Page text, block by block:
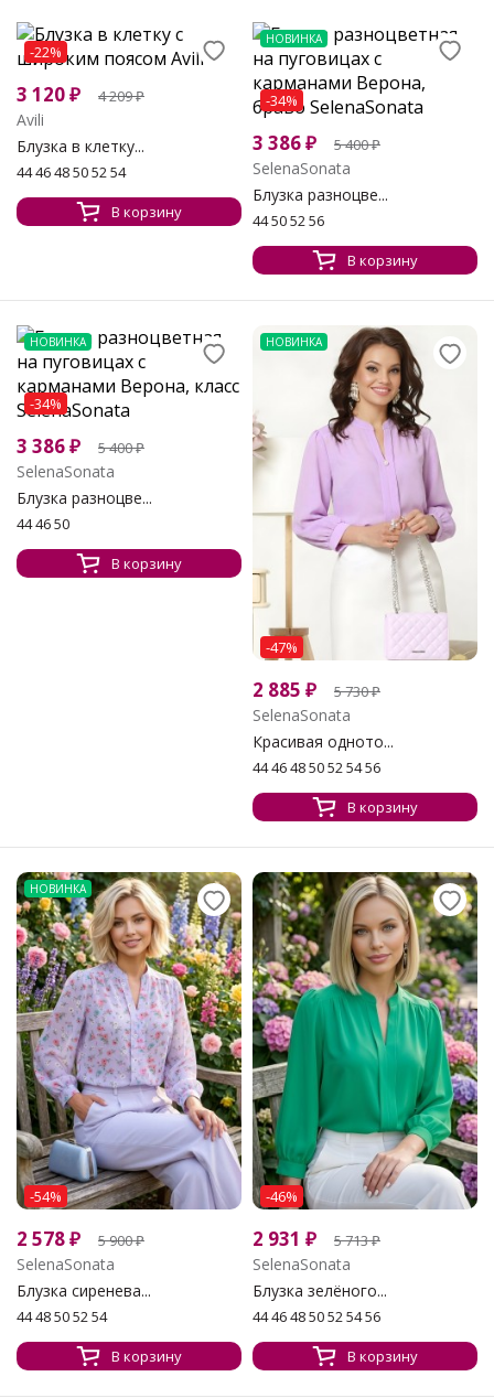
-22%
3 120₽ 4 209₽
Avili
Блузка в клетку...
44 46 48 50 52 54
В корзину
НОВИНКА
-34%
3 386₽ 5 400₽
SelenaSonata
Блузка разноцве...
44 50 52 56
В корзину
НОВИНКА
-34%
3 386₽ 5 400₽
SelenaSonata
Блузка разноцве...
44 46 50
В корзину
НОВИНКА
-47%
2 885 ₽ 5 730₽
SelenaSonata
Красивая одното...
44 46 48 50 52 54 56
В корзину
НОВИНКА
-54%
2 578₽ 5 900₽
SelenaSonata
Блузка сиренева...
44 48 50 52 54
В корзину
-46%
2 931 ₽ 5 713₽
SelenaSonata
Блузка зелёного...
44 46 48 50 52 54 56
В корзину